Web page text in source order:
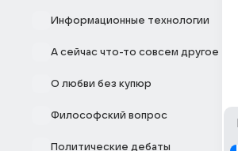
Информационные технологии
А сейчас что-то совсем другое
О любви без купюр
Философский вопрос
Политические дебаты